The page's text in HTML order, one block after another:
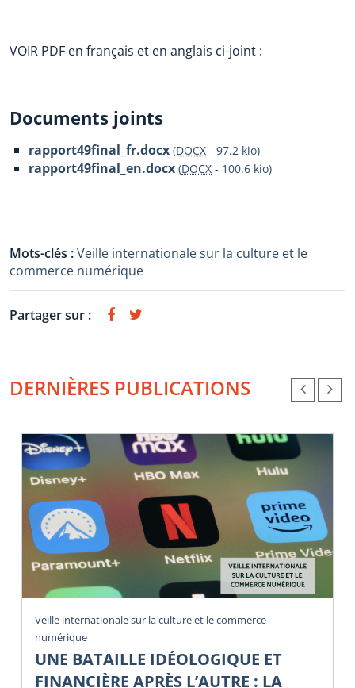
VOIR PDF en français et en anglais ci-joint :
Documents joints
rapport49final_fr.docx (DOCX - 97.2 kio)
rapport49final_en.docx (DOCX - 100.6 kio)
Mots-clés :Veille internationale sur la culture et le
commerce numérique
Partager sur :
DERNIÈRES PUBLICATIONS
Veille internationale sur la culture et le commerce
numérique
UNE BATAILLE IDÉOLOGIQUE ET
FINANCIÈRE APRÈS L’AUTRE : LA